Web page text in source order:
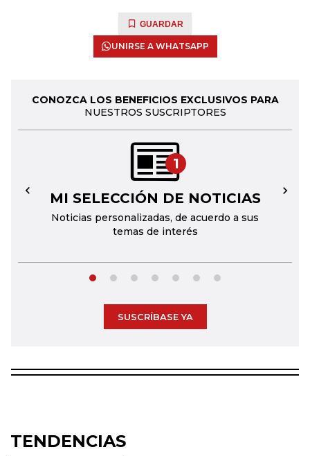
GUARDAR
UNIRSE A WHATSAPP
CONOZCA LOS BENEFICIOS EXCLUSIVOS PARA
NUESTROS SUSCRIPTORES
1
MI SELECCIÓN DE NOTICIAS
Noticias personalizadas, de acuerdo a sus
temas de interés
← →
SUSCRÍBASE YA
TENDENCIAS